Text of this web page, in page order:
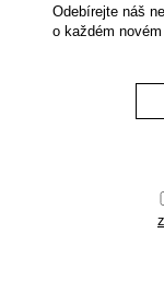
Odebírejte náš
o každém